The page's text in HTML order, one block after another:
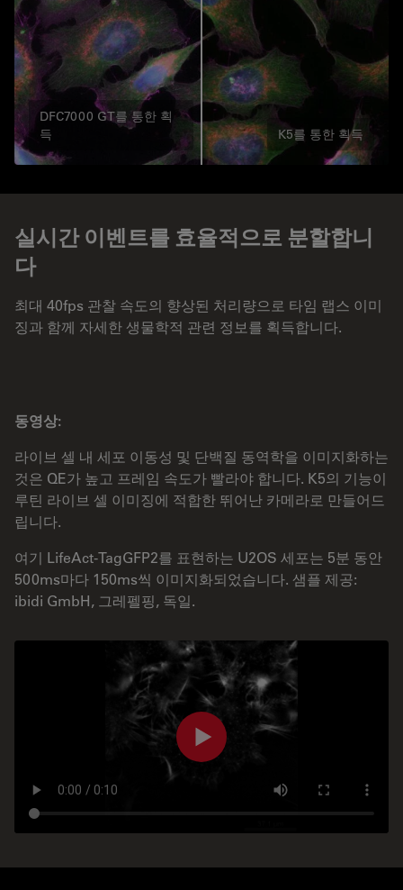
DFC7000 GT를 통한 획
득
K5를 통한 획득
실시간 이벤트를 효율적으로 분할합니
다
최대 40fps 관찰 속도의 향상된 처리량으로 타임 랩스 이미
징과 함께 자세한 생물학적 관련 정보를 획득합니다.
동영상:
라이브 셀 내 세포 이동성 및 단백질 동역학을 이미지화하는
것은 QE가 높고 프레임 속도가 빨라야 합니다. K5의 기능이
루틴 라이브 셀 이미징에 적합한 뛰어난 카메라로 만들어드
립니다.
여기 LifeAct-TagGFP2를 표현하는 U2OS 세포는 5분 동안
500ms마다 150ms씩 이미지화되었습니다. 샘플 제공:
ibidi GmbH, 그레펠핑, 독일.